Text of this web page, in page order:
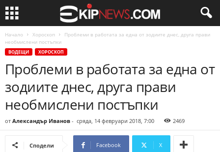
Начало Хороскоп
Проблеми в работата за една от зодиите днес, друга прави
необмислени постъпки
ВОДЕЩИ ХОРОСКОП
Проблеми в работата за една от
зодиите днес, друга прави
необмислени постъпки
от Александър Иванов - сряда, 14 февруари 2018, 7:00 2469
Сподели Facebook X